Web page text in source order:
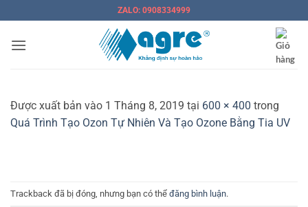
nội
ZALO: 0908334999
Được xuất bản vào 1 Tháng 8, 2019 tại 600 × 400 trong
Quá Trình Tạo Ozon Tự Nhiên Và Tạo Ozone Bằng Tia UV
Trackback đã bị đóng, nhưng bạn có thể đăng bình luận.